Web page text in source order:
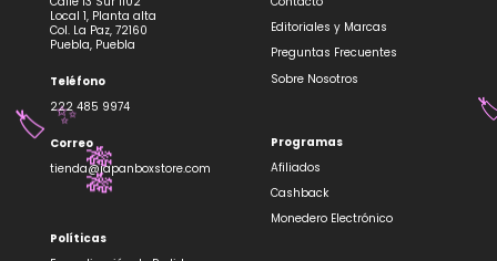
Local 1, Planta alta
Col. La Paz, 72160
Puebla, Puebla
Teléfono
222 485 9974
Correo
tienda@japanboxstore.com
Políticas
Editoriales y Marcas
Preguntas Frecuentes
Sobre Nosotros
Programas
Afiliados
Cashback
Monedero Electrónico
🎋
✨
🏷️
🎋